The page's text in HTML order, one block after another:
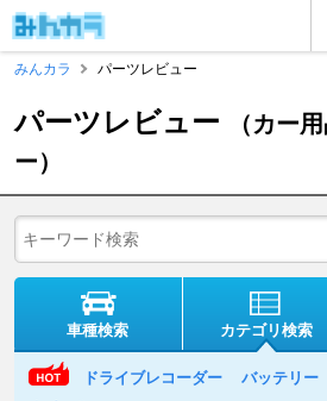
みんカラ
パーツレビュー
パーツレビュー
（カー
ー）
車種検索 カテゴリ検索
ドライブレコーダー バッテリー